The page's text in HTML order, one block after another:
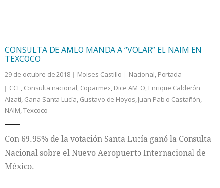
CONSULTA DE AMLO MANDA A “VOLAR” EL NAIM EN
TEXCOCO
29 de octubre de 2018 Moises Castillo Nacional, Portada
CCE, Consulta nacional, Coparmex, Dice AMLO, Enrique Calderón
Alzati, Gana Santa Lucía, Gustavo de Hoyos, Juan Pablo Castañón,
NAIM,Texcoco
Con 69.95% de la votación Santa Lucía ganó la Consulta
Nacional sobre el Nuevo Aeropuerto Internacional de
México.